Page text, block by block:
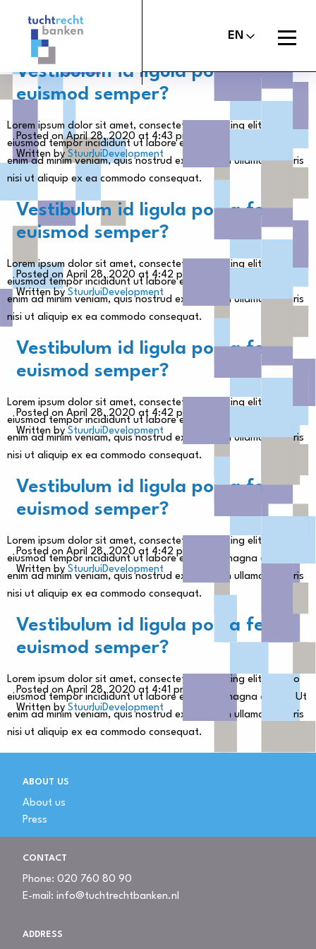
logo
About the Banker’s Oath
File a report
About Us
Contact
EN
Open
menu
Vestibulum id ligula porta felis
euismod semper?
Posted on April 28, 2020 at 4:43 pm.
Written by StuurluiDevelopment
Lorem ipsum dolor sit amet, consectetur adipiscing elit, sed do
eiusmod tempor incididunt ut labore et dolore magna aliqua. Ut
enim ad minim veniam, quis nostrud exercitation ullamco laboris
nisi ut aliquip ex ea commodo consequat.
Vestibulum id ligula porta felis
euismod semper?
Posted on April 28, 2020 at 4:42 pm.
Written by StuurluiDevelopment
Lorem ipsum dolor sit amet, consectetur adipiscing elit, sed do
eiusmod tempor incididunt ut labore et dolore magna aliqua. Ut
enim ad minim veniam, quis nostrud exercitation ullamco laboris
nisi ut aliquip ex ea commodo consequat.
Vestibulum id ligula porta felis
euismod semper?
Posted on April 28, 2020 at 4:42 pm.
Written by StuurluiDevelopment
Lorem ipsum dolor sit amet, consectetur adipiscing elit, sed do
eiusmod tempor incididunt ut labore et dolore magna aliqua. Ut
enim ad minim veniam, quis nostrud exercitation ullamco laboris
nisi ut aliquip ex ea commodo consequat.
Vestibulum id ligula porta felis
euismod semper?
Posted on April 28, 2020 at 4:42 pm.
Written by StuurluiDevelopment
Lorem ipsum dolor sit amet, consectetur adipiscing elit, sed do
eiusmod tempor incididunt ut labore et dolore magna aliqua. Ut
enim ad minim veniam, quis nostrud exercitation ullamco laboris
nisi ut aliquip ex ea commodo consequat.
Vestibulum id ligula porta felis
euismod semper?
Posted on April 28, 2020 at 4:41 pm.
Written by StuurluiDevelopment
Lorem ipsum dolor sit amet, consectetur adipiscing elit, sed do
eiusmod tempor incididunt ut labore et dolore magna aliqua. Ut
enim ad minim veniam, quis nostrud exercitation ullamco laboris
nisi ut aliquip ex ea commodo consequat.
ABOUT US
About us
Press
CONTACT
Phone: 020 760 80 90
E-mail: info@tuchtrechtbanken.nl
ADDRESS